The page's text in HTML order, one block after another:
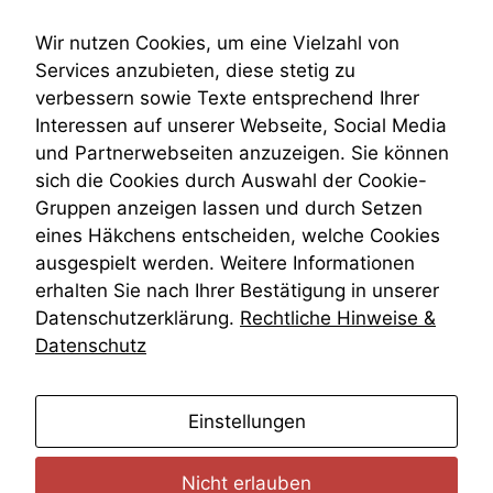
Teilungsklage
Venezuela
VRK
Wiederherstellungsanordnung
Zivilprozessordnung
ZPO
Zustellfiktion
Zuständigkeit
Öffentliches Personalrecht
Öffentlichkeitsprinzip
Wir nutzen Cookies, um eine Vielzahl von
Services anzubieten, diese stetig zu
verbessern sowie Texte entsprechend Ihrer
Interessen auf unserer Webseite, Social Media
und Partnerwebseiten anzuzeigen. Sie können
sich die Cookies durch Auswahl der Cookie-
Gruppen anzeigen lassen und durch Setzen
eines Häkchens entscheiden, welche Cookies
ausgespielt werden. Weitere Informationen
erhalten Sie nach Ihrer Bestätigung in unserer
Datenschutzerklärung. Rechtliche Hinweise &
Datenschutz
Einstellungen
Nicht erlauben
kann die
Website nicht
zu 100%
funktionieren.
Marketing
Wir speichern
anonyme Daten ab,
um interne
marketingtechnische
Auswertungen
durchführen zu
zu verbessern.